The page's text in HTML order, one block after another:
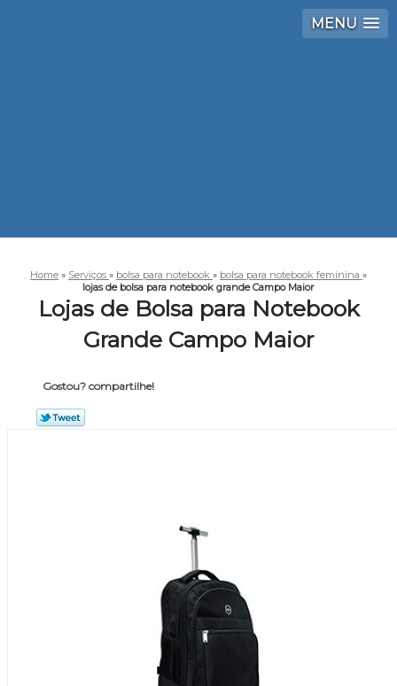
MENU
Home » Serviços » bolsa para notebook » bolsa para notebook feminina »
lojas de bolsa para notebook grande Campo Maior
Lojas de Bolsa para Notebook
Grande Campo Maior
Gostou? compartilhe!